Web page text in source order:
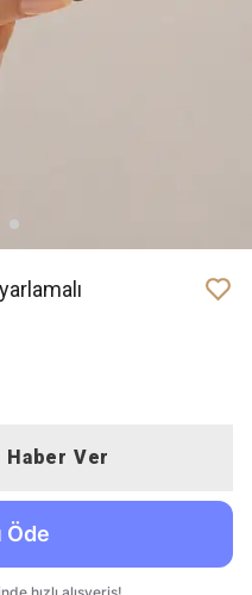
Haber Ver